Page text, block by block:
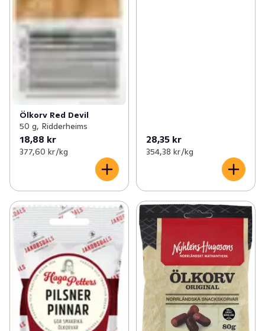
Ölkorv Red Devil
50 g, Ridderheims
18,88 kr
377,60 kr /kg
28,35 kr
354,38 kr /kg